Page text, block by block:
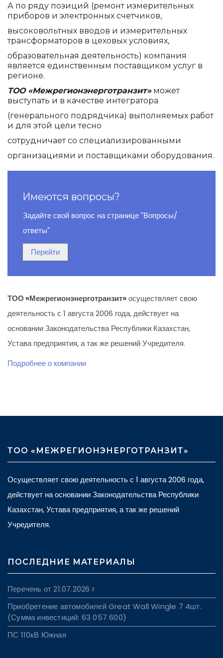
А по ряду позиций (ремонт измерительных
прибо­ров и электронных счет­чиков,
высоко­вольтных вво­дов и измерительных
трансформаторов в цеховых условиях,
образовательная деятельность) компания
является единственным поставщиком услуг в
регионе.
ТОО «Межрегионэнерготранзит»может
выступать и в качестве интегратора
(генерального подрядчика) выполняемых работ
и для этой цели тесно
сотрудничает со специализированными
организациями и поставщиками оборудования.
Имеются вопросы?
Задайте свой вопрос на странице "Вопросы/
ответы"
ТОО «Межрегионэнерготранзит»осуществляет свою
деятельность с 1 августа 2006 года, действует на
основании Законодательства Республики Казахстан,
Устава предприятия, а так же решений Учредителя.
Подробнее о компании
ТОО «МЕЖРЕГИОНЭНЕРГОТРАНЗИТ»
Осуществляет свою деятельность с 1 августа 2006 года,
действует на основании Законодательства Республики
Казахстан, Устава предприятия, а так же решений
Учредителя.
ПОСЛЕДНИЕ МАТЕРИАЛЫ
Перечень от 21.07.2026 г
Приобретение автомобилей Great Wall Wingle 7 4шт.
(Сумма инвестиций: 63 057 600)
ПС 110кВ Южная